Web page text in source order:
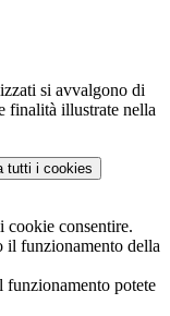
si avvalgono di
finalità illustrate nella
tutti i cookies
cookie consentire.
il funzionamento della
funzionamento potete